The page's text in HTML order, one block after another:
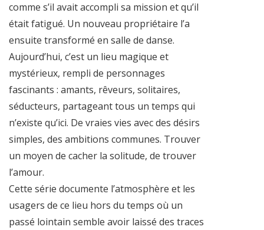
comme s’il avait accompli sa mission et qu’il
était fatigué. Un nouveau propriétaire l’a
ensuite transformé en salle de danse.
Aujourd’hui, c’est un lieu magique et
mystérieux, rempli de personnages
fascinants : amants, rêveurs, solitaires,
séducteurs, partageant tous un temps qui
n’existe qu’ici. De vraies vies avec des désirs
simples, des ambitions communes. Trouver
un moyen de cacher la solitude, de trouver
l’amour.
Cette série documente l’atmosphère et les
usagers de ce lieu hors du temps où un
passé lointain semble avoir laissé des traces